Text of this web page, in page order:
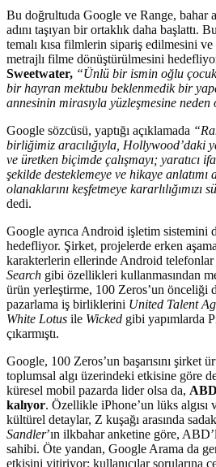
Bu doğrultuda Google ve Range, bahar
adını taşıyan bir ortaklık daha başlattı.
temalı kısa filmlerin sipariş edilmesini
metrajlı filme dönüştürülmesini
Sweetwater, “Ünlü bir ismin oğlu
bir hayran mektubu beklenmedik bir
annesinin mirasıyla yüzleşmesine neden
Google sözcüsü, yaptığı açıklamada
birliğimiz aracılığıyla, Hollywood’daki
ve üretken biçimde çalışmayı; yaratıcı
şekilde desteklemeye ve hikaye anlatımı
olanaklarını keşfetmeye kararlılığımızı
dedi.
Google ayrıca Android işletim sistemini
hedefliyor. Şirket, projelerde erken
karakterlerin ellerinde Android telefonlar
Search gibi özellikleri kullanmasından
ürün yerleştirme, 100 Zeros’un önceliği
pazarlama iş birliklerini United Talent
White Lotus ile Wicked gibi yapımlarda
çıkarmıştı.
Google, 100 Zeros’un başarısını şirket
toplumsal algı üzerindeki etkisine göre
küresel mobil pazarda lider olsa da,
kalıyor. Özellikle iPhone’un lüks algısı
kültürel detaylar, Z kuşağı arasında
Sandler’ın ilkbahar anketine göre,
sahibi. Öte yandan, Google Arama da
etkisini yitiriyor; kullanıcılar sorularına